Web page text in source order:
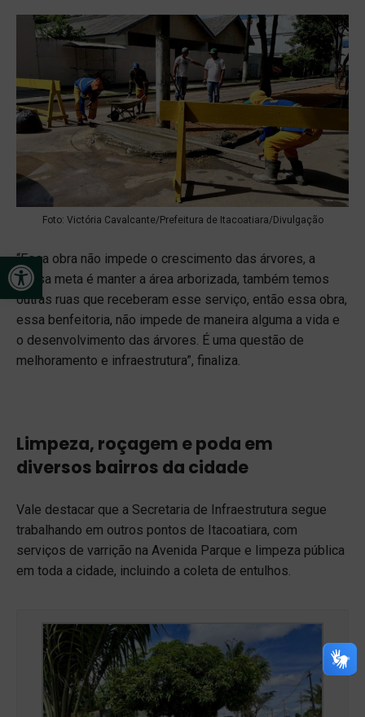
Open toolbar
Foto: Victória Cavalcante/Prefeitura de Itacoatiara/Divulgação
“Essa obra não impede o crescimento das árvores, a
nossa meta é manter a área arborizada, também temos
outras ruas que receberam esse serviço, então essa obra,
essa benfeitoria, não impede de maneira alguma a vida e
o desenvolvimento das árvores. É uma questão de
melhoramento e infraestrutura”, finaliza.
Limpeza, roçagem e poda em
diversos bairros da cidade
Vale destacar que a Secretaria de Infraestrutura segue
trabalhando em outros pontos de Itacoatiara, com
serviços de varrição na Avenida Parque e limpeza pública
em toda a cidade, incluindo a coleta de entulhos.